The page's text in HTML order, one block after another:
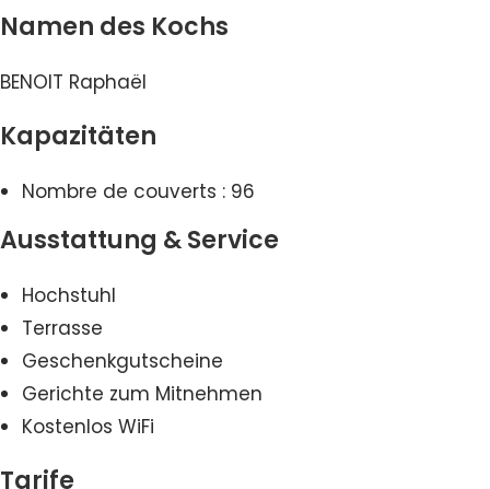
Namen des Kochs
BENOIT Raphaël
Kapazitäten
Nombre de couverts : 96
Ausstattung & Service
Hochstuhl
Terrasse
Geschenkgutscheine
Gerichte zum Mitnehmen
Kostenlos WiFi
Tarife